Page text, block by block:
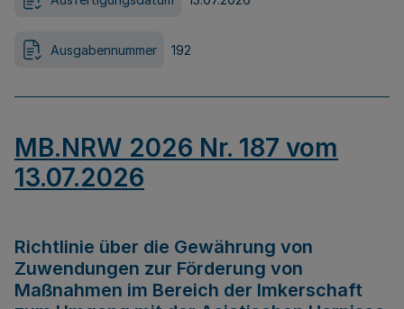
Ausgabennummer 192
MB.NRW 2026 Nr. 187 vom
13.07.2026
Richtlinie über die Gewährung von
Zuwendungen zur Förderung von
Maßnahmen im Bereich der Imkerschaft